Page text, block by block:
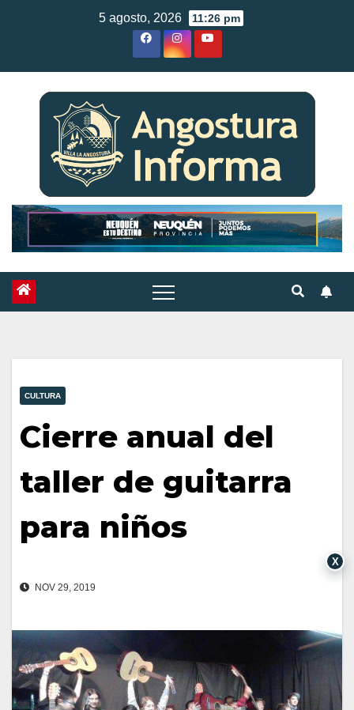
5 agosto, 2026 11:26 pm
CULTURA
Cierre anual del
taller de guitarra
para niños
NOV 29, 2019
X